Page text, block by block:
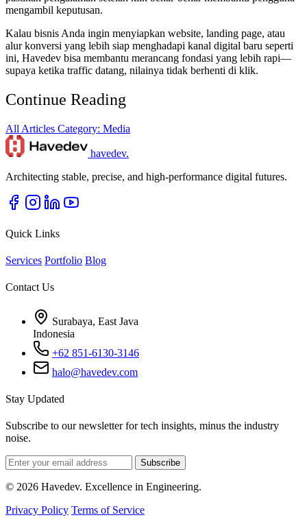
mengambil keputusan.
Kalau bisnis Anda ingin menyiapkan website, landing page, atau
alur konversi yang lebih siap menghadapi kanal digital baru seperti
ini, Havedev bisa membantu merancang fondasi yang lebih rapi—
supaya ketika traffic datang, nilainya tidak berhenti di klik.
Continue Reading
All Articles Category: Media
havedev.
Architecting stable, precise, and high-performance digital futures.
Quick Links
Services Portfolio Blog
Contact Us
Surabaya, East Java
Indonesia
+62 851-6130-3146
halo@havedev.com
Stay Updated
Subscribe to our newsletter for tech insights, minus the industry
noise.
Subscribe
© 2026 Havedev. Excellence in Engineering.
Privacy Policy Terms of Service